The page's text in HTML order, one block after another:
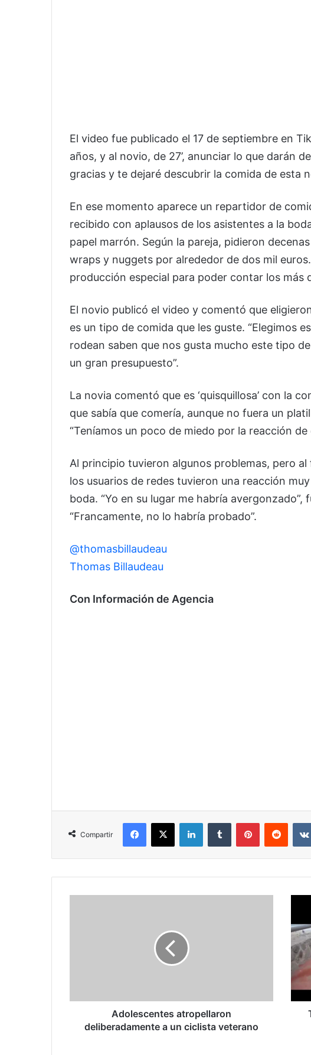
El video fue publicado el 17 de septiembre en
años, y al novio, de 27’, anunciar lo que darán
gracias y te dejaré descubrir la comida de esta
En ese momento aparece un repartidor de
recibido con aplausos de los asistentes a la
papel marrón. Según la pareja, pidieron
wraps y nuggets por alrededor de dos mil
producción especial para poder contar los más
El novio publicó el video y comentó que
es un tipo de comida que les guste. “Elegimos
rodean saben que nos gusta mucho este tipo
un gran presupuesto”.
La novia comentó que es ‘quisquillosa’ con la
que sabía que comería, aunque no fuera un
“Teníamos un poco de miedo por la reacción
Al principio tuvieron algunos problemas, pero
los usuarios de redes tuvieron una reacción
boda. “Yo en su lugar me habría avergonzado”,
“Francamente, no lo habría probado”.
@thomasbillaudeau
Thomas Billaudeau
Con Información de Agencia
Compartir
Facebook
X LinkedInTumblr PinterestReddit
Adolescentes atropellaron
deliberadamente a un ciclista veterano
para
perro
que
cruzó